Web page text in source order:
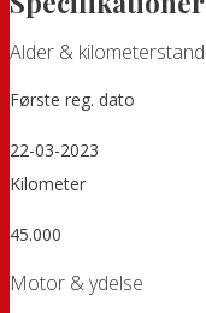
Alder & kilometerstand
Første reg. dato
22-03-2023
Kilometer
45.000
Motor & ydelse